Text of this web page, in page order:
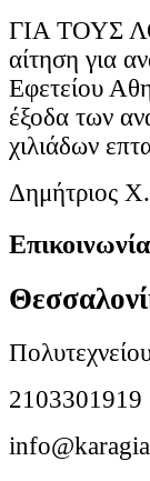
ΓΙΑ ΤΟΥΣ
αίτηση για
Εφετείου
έξοδα των
χιλιάδων
Δημήτριος
Επικοινωνία
2103301919